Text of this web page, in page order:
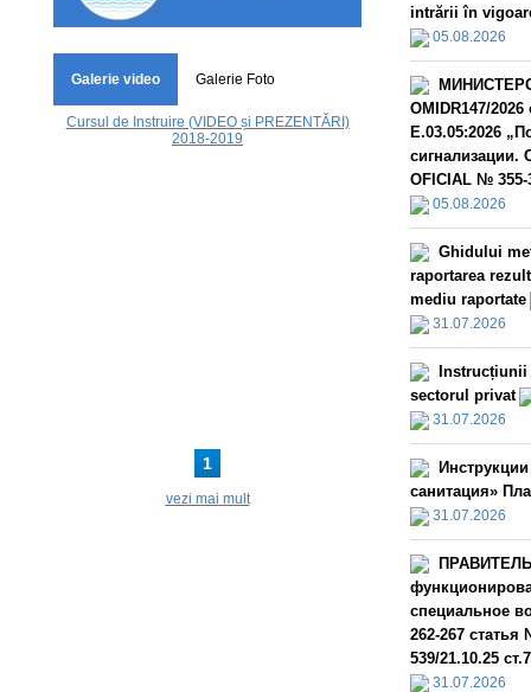
Galerie video Galerie Foto
Cursul de Instruire (VIDEO și PREZENTĂRI)
2018-2019
1
vezi mai mult
intrării în
05.08.2026
OMIDR147/
E.03.05:2026
сигнализации.
OFICIAL №
05.08.2026
Ghidului
raportarea
mediu raportate
31.07.2026
sectorul privat
31.07.2026
санитация»
31.07.2026
специальное
262-267
539/21.10.25
31.07.2026